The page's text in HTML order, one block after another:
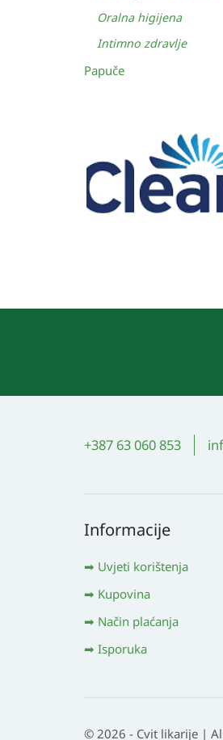
Oralna higijena
Intimno zdravlje
Papuče
+387 63 060 853
Informacije
Uvjeti korištenja
Kupovina
Način plaćanja
Isporuka
© 2026 - Cvit likarije |